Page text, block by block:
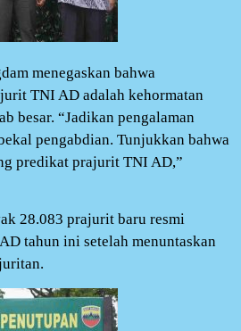
menegaskan bahwa
TNI AD adalah kehormatan
besar. “Jadikan pengalaman
pengabdian. Tunjukkan bahwa
predikat prajurit TNI AD,”
28.083 prajurit baru resmi
tahun ini setelah menuntaskan